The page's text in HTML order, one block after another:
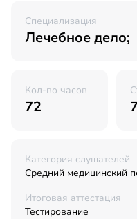
Специализация
Лечебное дело;
Кол-во часов
72
Категория слушателей
Средний медицинский
Итоговая аттестация
Тестирование